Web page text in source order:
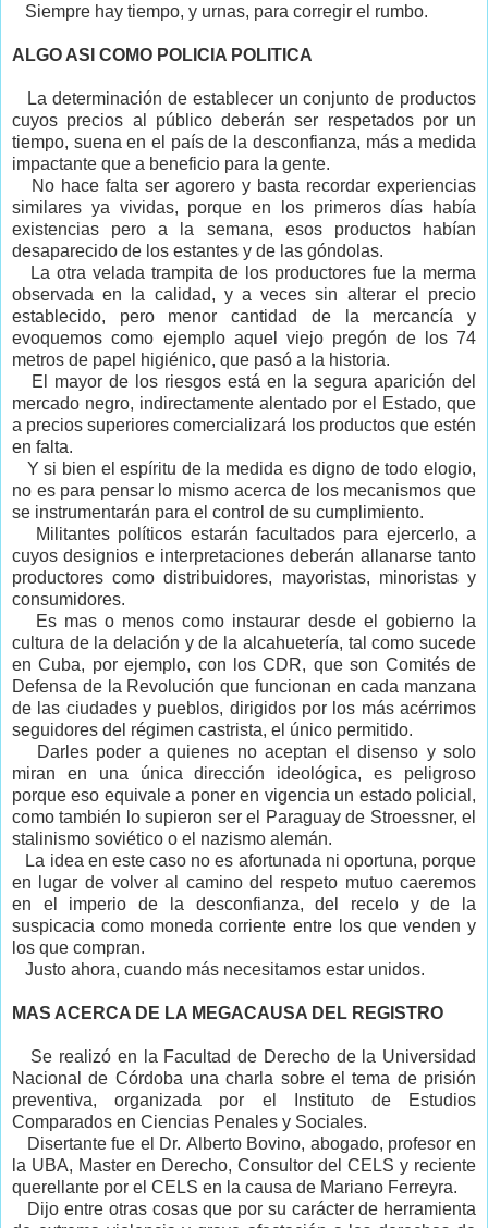
Siempre hay tiempo, y urnas, para corregir el rumbo.
ALGO ASI COMO POLICIA POLITICA
La determinación de establecer un conjunto de productos
cuyos precios al público deberán ser respetados por un
tiempo, suena en el país de la desconfianza, más a medida
impactante que a beneficio para la gente.
No hace falta ser agorero y basta recordar experiencias
similares ya vividas, porque en los primeros días había
existencias pero a la semana, esos productos habían
desaparecido de los estantes y de las góndolas.
La otra velada trampita de los productores fue la merma
observada en la calidad, y a veces sin alterar el precio
establecido, pero menor cantidad de la mercancía y
evoquemos como ejemplo aquel viejo pregón de los 74
metros de papel higiénico, que pasó a la historia.
El mayor de los riesgos está en la segura aparición del
mercado negro, indirectamente alentado por el Estado, que
a precios superiores comercializará los productos que estén
en falta.
Y si bien el espíritu de la medida es digno de todo elogio,
no es para pensar lo mismo acerca de los mecanismos que
se instrumentarán para el control de su cumplimiento.
Militantes políticos estarán facultados para ejercerlo, a
cuyos designios e interpretaciones deberán allanarse tanto
productores como distribuidores, mayoristas, minoristas y
consumidores.
Es mas o menos como instaurar desde el gobierno la
cultura de la delación y de la alcahuetería, tal como sucede
en Cuba, por ejemplo, con los CDR, que son Comités de
Defensa de la Revolución que funcionan en cada manzana
de las ciudades y pueblos, dirigidos por los más acérrimos
seguidores del régimen castrista, el único permitido.
Darles poder a quienes no aceptan el disenso y solo
miran en una única dirección ideológica, es peligroso
porque eso equivale a poner en vigencia un estado policial,
como también lo supieron ser el Paraguay de Stroessner, el
stalinismo soviético o el nazismo alemán.
La idea en este caso no es afortunada ni oportuna, porque
en lugar de volver al camino del respeto mutuo caeremos
en el imperio de la desconfianza, del recelo y de la
suspicacia como moneda corriente entre los que venden y
los que compran.
Justo ahora, cuando más necesitamos estar unidos.
MAS ACERCA DE LA MEGACAUSA DEL REGISTRO
Se realizó en la Facultad de Derecho de la Universidad
Nacional de Córdoba una charla sobre el tema de prisión
preventiva, organizada por el Instituto de Estudios
Comparados en Ciencias Penales y Sociales.
Disertante fue el Dr. Alberto Bovino, abogado, profesor en
la UBA, Master en Derecho, Consultor del CELS y reciente
querellante por el CELS en la causa de Mariano Ferreyra.
Dijo entre otras cosas que por su carácter de herramienta